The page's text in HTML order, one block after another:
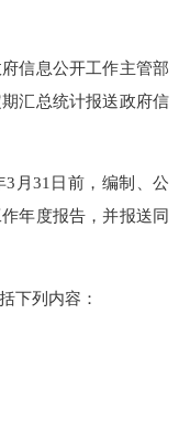
息公开工作主管部
汇总统计报送政府信
31日前，编制、公
年度报告，并报送同
列内容：